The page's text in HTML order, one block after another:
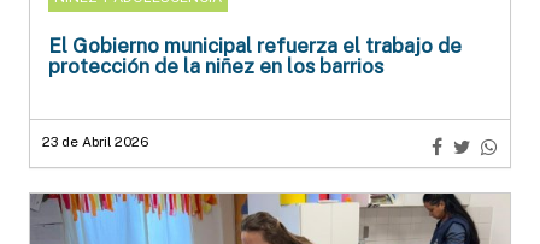
El Gobierno municipal refuerza el trabajo de
protección de la niñez en los barrios
23 de Abril 2026